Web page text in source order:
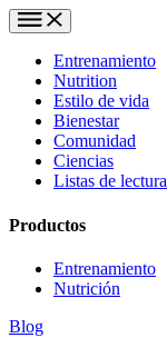
Entrenamiento
Nutrition
Estilo de vida
Bienestar
Comunidad
Ciencias
Listas de lectura
Productos
Entrenamiento
Nutrición
Blog